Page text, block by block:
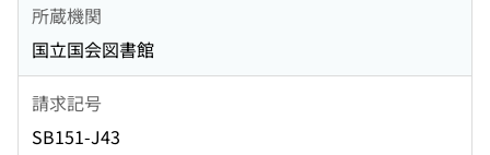
所蔵機関
国立国会図書館
請求記号
SB151-J43